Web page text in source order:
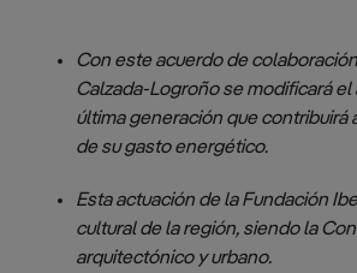
profesionales y
proveedores
Código de conducta
temporales
comunicación
Escuadrón de
Vigilancia Aérea
– Noia, A
Coruña
Base Militar
Gazola, León
Con este acuerdo de
Calzada-Logroño se modificará
última generación que contribuirá
de su gasto energético.
Esta actuación de la Fundación
cultural de la región, siendo la
arquitectónico y urbano.